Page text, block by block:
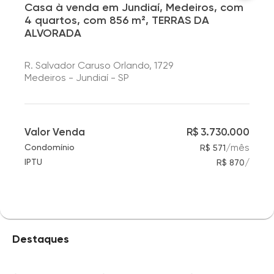
Casa à venda em Jundiaí, Medeiros, com
4 quartos, com 856 m², TERRAS DA
ALVORADA
R. Salvador Caruso Orlando, 1729
Medeiros - Jundiaí - SP
Valor Venda R$ 3.730.000
Condomínio R$ 571/mês
IPTU R$ 870/
Destaques